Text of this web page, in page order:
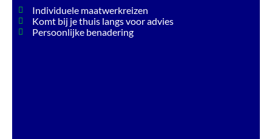
Individuele maatwerkreizen
Komt bij je thuis langs voor advies
Persoonlijke benadering